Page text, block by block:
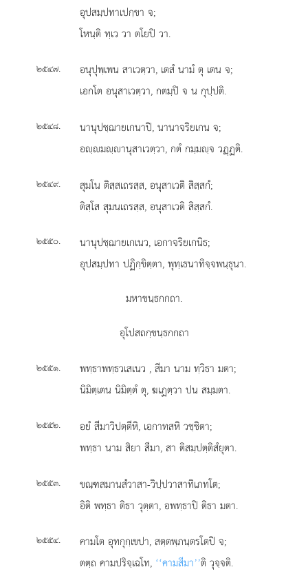
อุปสมฺปทาเปกฺขา จ;
โหนฺติ ทฺเว วา ตโยปิ วา.
๒๕๔๗.
อนุปุพฺเพน สาเวตฺวา, เตสํ นามํ ตุ เตน จ;
เอกโต อนุสาเวตฺวา, กตมฺปิ จ น กุปฺปติ.
๒๕๔๘.
นานุปชฺฌายเกนาปิ, นานาจริยเกน จ;
อฺมฺานุสาเวตฺวา, กตํ กมฺมฺจ วฏฺฏติ.
๒๕๔๙.
สุมโน ติสฺสเถรสฺส, อนุสาเวติ สิสฺสกํ;
ติสฺโส สุมนเถรสฺส, อนุสาเวติ สิสฺสกํ.
๒๕๕๐.
นานุปชฺฌายเกเนว, เอกาจริยเกนิธ;
อุปสมฺปทา ปฏิกฺขิตฺตา, พุทฺเธนาทิจฺจพนฺธุนา.
มหาขนฺธกกถา.
อุโปสถกฺขนฺธกกถา
๒๕๕๑. พทฺธาพทฺธวเสเนว , สีมา นาม ทฺวิธา มตา;
นิมิตฺเตน นิมิตฺตํ ตุ, ฆเฏตฺวา ปน สมฺมตา.
๒๕๕๒.
อยํ สีมาวิปตฺตีหิ, เอกาทสหิ วชฺชิตา;
พทฺธา นาม สิยา สีมา, สา ติสมฺปตฺติสํยุตา.
๒๕๕๓.
ขณฺฑสมานสํวาสา-วิปฺปวาสาทิเภทโต;
อิติ พทฺธา ติธา วุตฺตา, อพทฺธาปิ ติธา มตา.
๒๕๕๔.
คามโต อุทกุกฺเขปา, สตฺตพฺภนฺตรโตปิ จ;
ตตฺถ คามปริจฺเฉโท, ‘‘คามสีมา’’ติ วุจฺจติ.